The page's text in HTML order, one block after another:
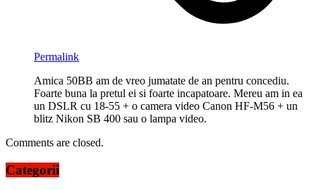
Permalink
Amica 50BB am de vreo jumatate de an pentru concediu.
Foarte buna la pretul ei si foarte incapatoare. Mereu am in ea
un DSLR cu 18-55 + o camera video Canon HF-M56 + un
blitz Nikon SB 400 sau o lampa video.
Comments are closed.
Categorii